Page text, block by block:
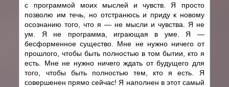
с программой моих мыслей и чувств. Я просто
позволю им течь, но отстранюсь и приду к новому
осознанию того, что я — не мысли и чувства. Я не
ум. Я не программа, играющая в уме. Я —
бесформенное существо. Мне не нужно ничего от
прошлого, чтобы быть полностью в том бытии, кто я
есть. Мне не нужно ничего ждать от будущего для
того, чтобы быть полностью тем, кто я есть. Я
совершенен прямо сейчас! Я наполнен в этот самый